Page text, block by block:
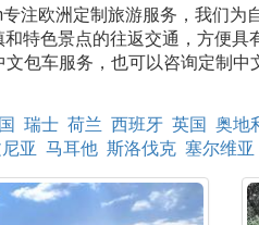
注欧洲定制旅游服务，我们
特色景点的往返交通，方便
文包车服务，也可以咨询定制中
瑞士 荷兰 西班牙 英国 奥地
亚 马耳他 斯洛伐克 塞尔维亚